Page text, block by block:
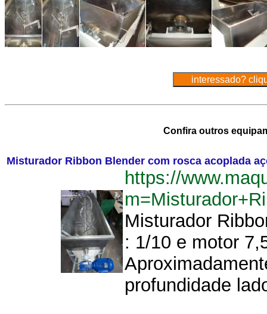
Confira outros
Misturador Ribbon Blender com rosca acoplada
https://
Misturador
: 1/10 e motor
profundidade